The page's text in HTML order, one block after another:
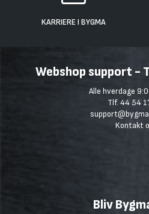
KARRIERE I BYGMA
Webshop support -
Alle hverdage
Tlf. 44 54
Kontakt
Bliv